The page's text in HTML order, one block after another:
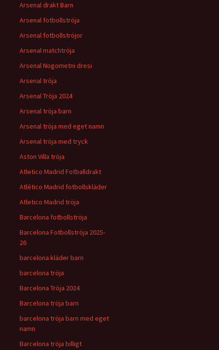
Arsenal drakt Barn
Arsenal fotbollströja
Arsenal fotbollströjor
Arsenal matchtröja
Arsenal Nogometni dresi
Arsenal tröja
Arsenal Tröja 2024
Arsenal tröja barn
Arsenal tröja med eget namn
Arsenal tröja med tryck
Aston Villa tröja
Atletico Madrid Fotballdrakt
Atlético Madrid fotbollskläder
Atletico Madrid tröja
Barcelona fotbollströja
Barcelona Fotbollströja 2025-
26
barcelona kläder barn
barcelona tröja
Barcelona Tröja 2024
Barcelona tröja barn
barcelona tröja barn med eget
namn
Barcelona tröja billigt